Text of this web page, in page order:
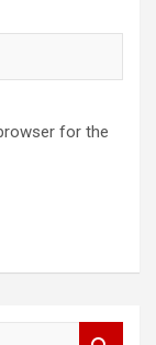
for the